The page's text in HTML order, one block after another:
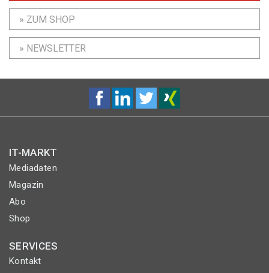
» ZUM SHOP
» NEWSLETTER
IT-MARKT
Mediadaten
Magazin
Abo
Shop
SERVICES
Kontakt